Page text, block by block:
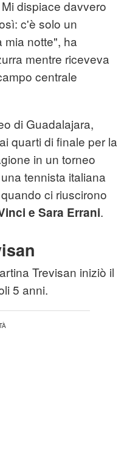
dispiace davvero
c'è solo un
mia notte", ha
mentre riceveva
centrale
di Guadalajara,
quarti di finale per la
in un torneo
tennista italiana
ci riuscirono
e Sara Errani.
Trevisan iniziò il
5 anni.